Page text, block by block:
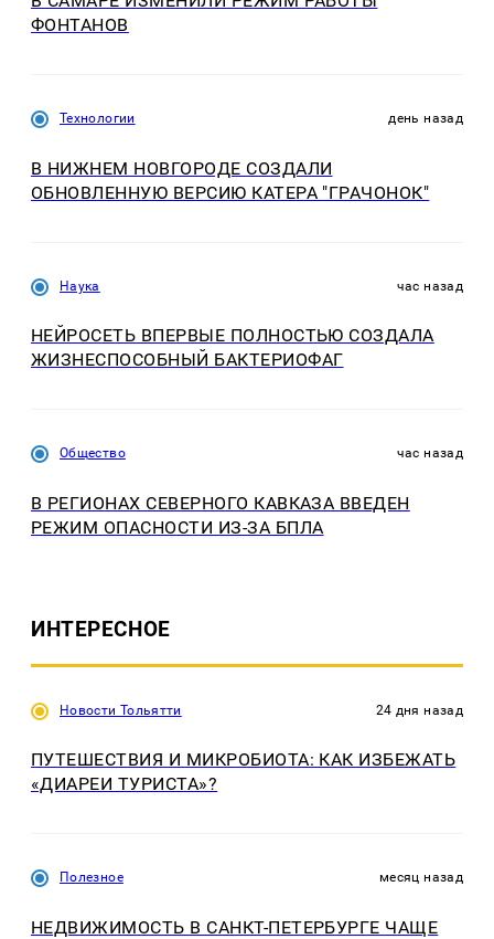
ФОНТАНОВ
Технологии день назад
В НИЖНЕМ НОВГОРОДЕ СОЗДАЛИ
ОБНОВЛЕННУЮ ВЕРСИЮ КАТЕРА "ГРАЧОНОК"
Наука час назад
НЕЙРОСЕТЬ ВПЕРВЫЕ ПОЛНОСТЬЮ СОЗДАЛА
ЖИЗНЕСПОСОБНЫЙ БАКТЕРИОФАГ
Общество час назад
В РЕГИОНАХ СЕВЕРНОГО КАВКАЗА ВВЕДЕН
РЕЖИМ ОПАСНОСТИ ИЗ-ЗА БПЛА
ИНТЕРЕСНОЕ
Новости Тольятти 24 дня назад
ПУТЕШЕСТВИЯ И МИКРОБИОТА: КАК ИЗБЕЖАТЬ
«ДИАРЕИ ТУРИСТА»?
Полезное месяц назад
НЕДВИЖИМОСТЬ В САНКТ-ПЕТЕРБУРГЕ ЧАЩЕ